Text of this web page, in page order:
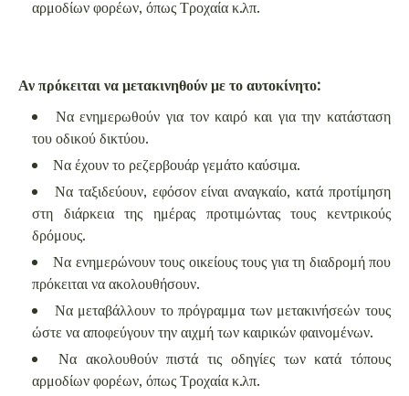
αρμοδίων φορέων, όπως Τροχαία κ.λπ.
Αν πρόκειται να μετακινηθούν με το αυτοκίνητο:
Να ενημερωθούν για τον καιρό και για την κατάσταση
του οδικού δικτύου.
Να έχουν το ρεζερβουάρ γεμάτο καύσιμα.
Να ταξιδεύουν, εφόσον είναι αναγκαίο, κατά προτίμηση
στη διάρκεια της ημέρας προτιμώντας τους κεντρικούς
δρόμους.
Να ενημερώνουν τους οικείους τους για τη διαδρομή που
πρόκειται να ακολουθήσουν.
Να μεταβάλλουν το πρόγραμμα των μετακινήσεών τους
ώστε να αποφεύγουν την αιχμή των καιρικών φαινομένων.
Να ακολουθούν πιστά τις οδηγίες των κατά τόπους
αρμοδίων φορέων, όπως Τροχαία κ.λπ.